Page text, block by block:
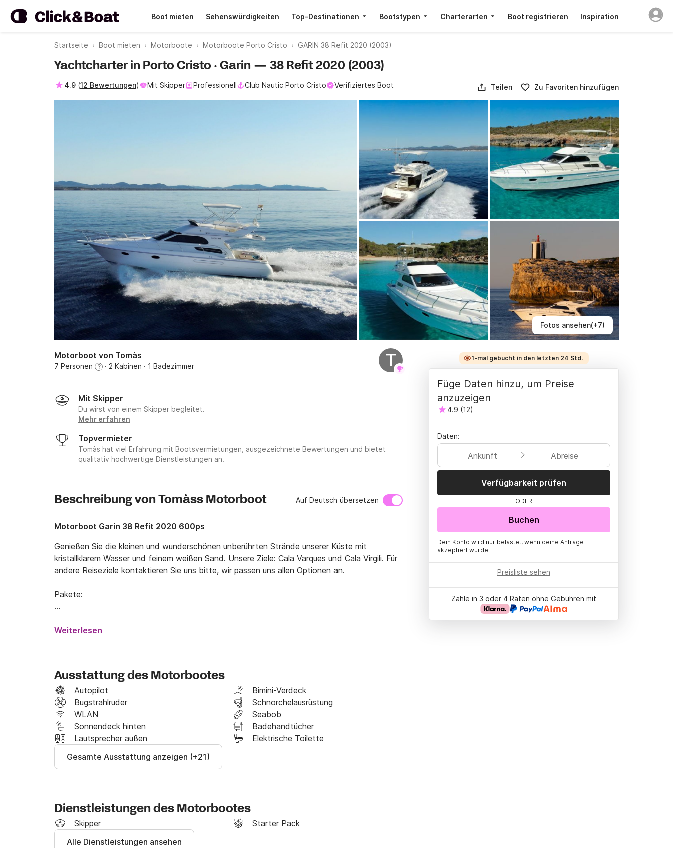
Boot mieten Sehenswürdigkeiten Top-Destinationen Bootstypen Charterarten Boot registrieren Inspiration
Startseite Boot mieten Motorboote Motorboote Porto Cristo GARIN 38 Refit 2020 (2003)
Fotos ansehen(+7)
Yachtcharter in Porto Cristo · Garin — 38 Refit 2020 (2003)
4.9 (12 Bewertungen) Mit Skipper Professionell Club Nautic Porto Cristo Verifiziertes Boot Teilen Zu Favoriten hinzufügen
Motorboot von Tomàs
7 Personen ? · 2 Kabinen · 1 Badezimmer T
Mit Skipper
Du wirst von einem Skipper begleitet.
Mehr erfahren
Topvermieter
Tomàs hat viel Erfahrung mit Bootsvermietungen, ausgezeichnete Bewertungen und bietet
qualitativ hochwertige Dienstleistungen an.
Beschreibung von Tomàss Motorboot Auf Deutsch übersetzen
Motorboot Garin 38 Refit 2020 600ps
Genießen Sie die kleinen und wunderschönen unberührten Strände unserer Küste mit
kristallklarem Wasser und feinem weißen Sand. Unsere Ziele: Cala Varques und Cala Virgili. Für
andere Reiseziele kontaktieren Sie uns bitte, wir passen uns allen Optionen an.
Pakete:
Im Preis inbegriffen:
- Versicherung
- Muster (Pflichtfeld)
Der Preis beinhaltet NICHT:
- Kraftstoff
Normal:
- Basispaket
- Erfrischungsgetränke und Bier.
- Leckere Snacks.
Prämie:
Weiterlesen
Ausstattung des Motorbootes
Autopilot
Bimini-Verdeck
Bugstrahlruder
Schnorchelausrüstung
WLAN
Seabob
Sonnendeck hinten
Badehandtücher
Lautsprecher außen
Elektrische Toilette
Gesamte Ausstattung anzeigen (+21)
Dienstleistungen des Motorbootes
Skipper
Starter Pack
Alle Dienstleistungen ansehen
1-mal gebucht in den letzten 24 Std.
Füge Daten hinzu, um Preise
anzuzeigen
4.9 (12)
Daten:
Ankunft Abreise
Verfügbarkeit prüfen
ODER
Buchen
Dein Konto wird nur belastet, wenn deine Anfrage
akzeptiert wurde
Preisliste sehen
Zahle in 3 oder 4 Raten ohne Gebühren mit